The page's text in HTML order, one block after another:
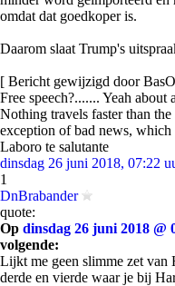
omdat dat goedkoper is.
Daarom slaat Trump's
[ Bericht gewijzigd door
Free speech?....... Yeah about
Nothing travels faster than
exception of bad news,
Laboro te salutante
dinsdag 26 juni 2018, 07:22
1
DnBrabander
quote:
Op dinsdag 26 juni 2018 @
volgende:
Lijkt me geen slimme zet van
derde en vierde waar je bij